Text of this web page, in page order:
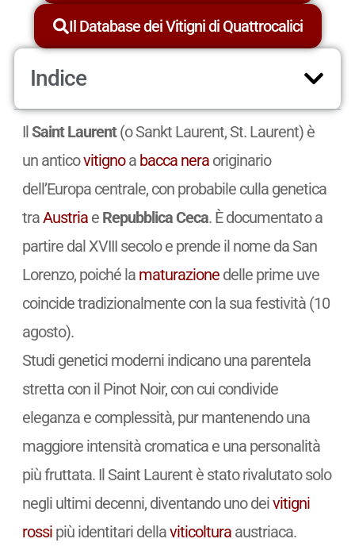
Il Database dei Vitigni di Quattrocalici
Indice
IlSaint Laurent(o Sankt Laurent, St. Laurent) è
un anticovitignoa bacca neraoriginario
dell’Europa centrale, con probabile culla genetica
traAustriae Repubblica Ceca. È documentato a
partire dal XVIII secolo e prende il nome da San
Lorenzo, poiché la maturazionedelle prime uve
coincide tradizionalmente con la sua festività (10
agosto).
Studi genetici moderni indicano una parentela
stretta con il Pinot Noir, con cui condivide
eleganza e complessità, pur mantenendo una
maggiore intensità cromatica e una personalità
più fruttata. Il Saint Laurent è stato rivalutato solo
negli ultimi decenni, diventando uno deivitigni
rossipiù identitari dellaviticolturaaustriaca.